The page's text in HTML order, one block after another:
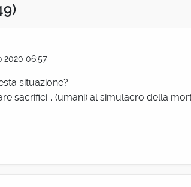
2020 06:57
situazione?
sacrifici... (umani) al simulacro della